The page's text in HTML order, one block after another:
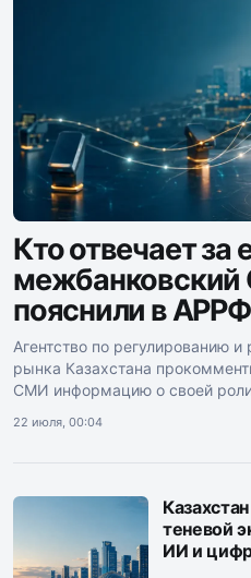
Кто отвечает за
межбанковский
пояснили в
Агентство по регулированию
рынка Казахстана
СМИ информацию о своей
22 июля, 00:04
теневой
ИИ и